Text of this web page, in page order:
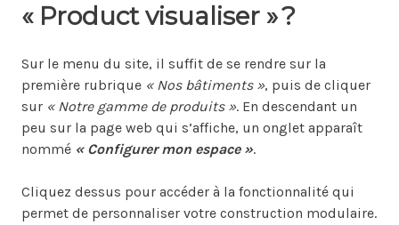
« Product visualiser » ?
Sur le menu du site, il suffit de se rendre sur la
première rubrique « Nos bâtiments », puis de cliquer
sur « Notre gamme de produits ». En descendant un
peu sur la page web qui s’affiche, un onglet apparaît
nommé « Configurer mon espace ».
Cliquez dessus pour accéder à la fonctionnalité qui
permet de personnaliser votre construction modulaire.